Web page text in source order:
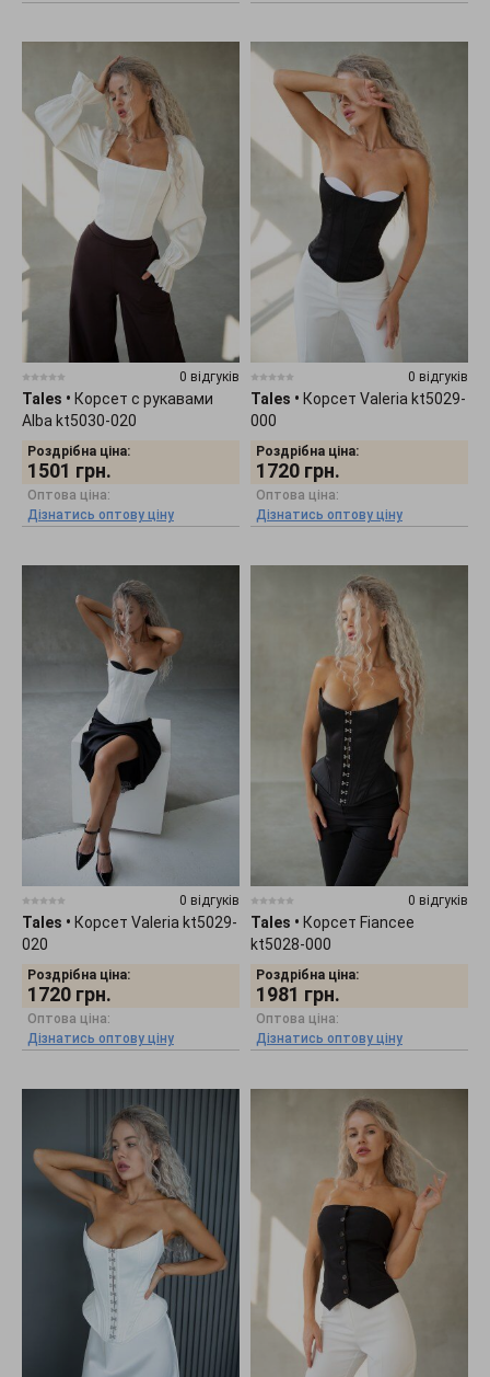
0 відгуків
Tales • Корсет с рукавами
Alba kt5030-020
Роздрібна ціна:
1501 грн.
Оптова ціна:
Дізнатись оптову ціну
0 відгуків
Tales • Корсет Valeria kt5029-
000
Роздрібна ціна:
1720 грн.
Оптова ціна:
Дізнатись оптову ціну
0 відгуків
Tales • Корсет Valeria kt5029-
020
Роздрібна ціна:
1720 грн.
Оптова ціна:
Дізнатись оптову ціну
0 відгуків
Tales • Корсет Fiancee
kt5028-000
Роздрібна ціна:
1981 грн.
Оптова ціна:
Дізнатись оптову ціну